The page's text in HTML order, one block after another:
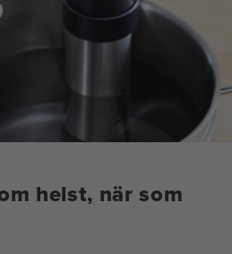
helst, när som